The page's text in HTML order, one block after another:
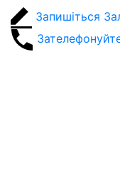
Запишіться